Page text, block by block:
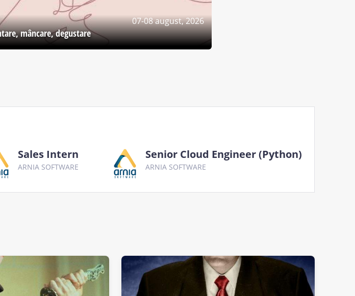
07-08 august, 2026
mâncare, degustare
Sales Intern
ARNIA SOFTWARE
Senior Cloud Engineer (Python)
ARNIA SOFTWARE